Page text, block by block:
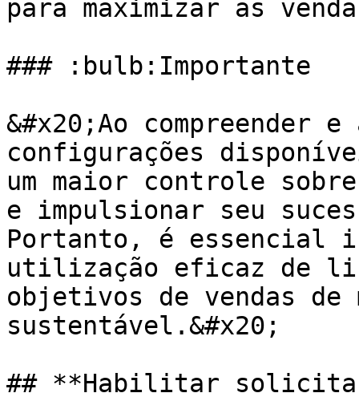
para maximizar as
### :bulb:Importante
&#x20;Ao compreender
configurações
um maior controle
e impulsionar seu
Portanto, é essencial
utilização eficaz de
objetivos de vendas de
sustentável.&#x20;
## **Habilitar